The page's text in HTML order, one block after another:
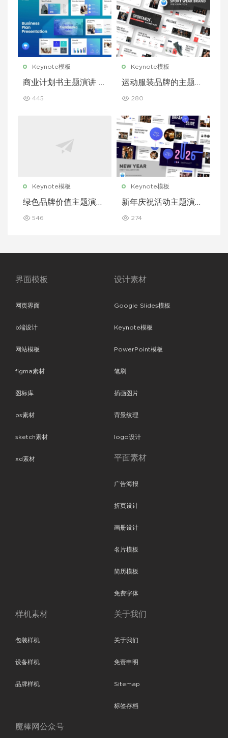
Keynote模板
商业计划书主题演讲 K
445
Keynote模板
运动服装品牌的主题演
280
Keynote模板
绿色品牌价值主题演讲
546
Keynote模板
新年庆祝活动主题演讲
274
界面模板
网页界面
b端设计
网站模板
figma素材
图标库
ps素材
sketch素材
xd素材
设计素材
Google Slides模板
Keynote模板
PowerPoint模板
笔刷
插画图片
背景纹理
logo设计
平面素材
广告海报
折页设计
画册设计
名片模板
简历模板
免费字体
样机素材
包装样机
设备样机
品牌样机
关于我们
关于我们
免责申明
Sitemap
标签存档
魔棒网公众号